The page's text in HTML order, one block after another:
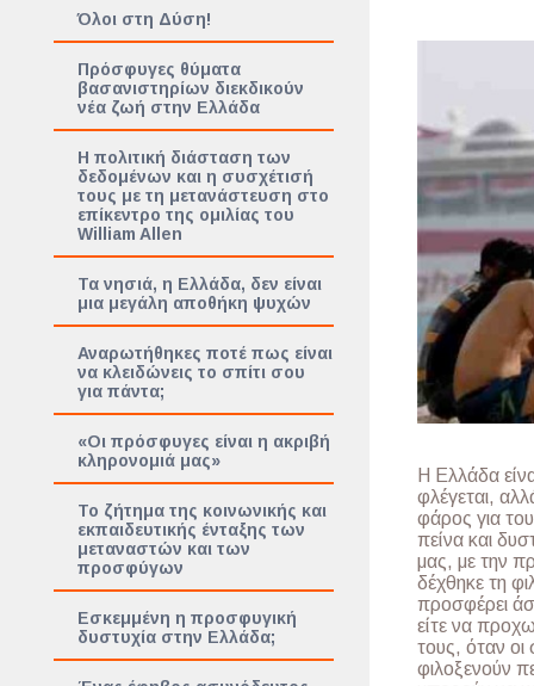
Όλοι στη Δύση!
Πρόσφυγες θύματα
βασανιστηρίων διεκδικούν
νέα ζωή στην Ελλάδα
Η πολιτική διάσταση των
δεδομένων και η συσχέτισή
τους με τη μετανάστευση στο
επίκεντρο της ομιλίας του
William Allen
Τα νησιά, η Ελλάδα, δεν είναι
μια μεγάλη αποθήκη ψυχών
Αναρωτήθηκες ποτέ πως είναι
να κλειδώνεις το σπίτι σου
για πάντα;
«Οι πρόσφυγες είναι η ακριβή
κληρονομιά μας»
Το ζήτημα της κοινωνικής και
εκπαιδευτικής ένταξης των
μεταναστών και των
προσφύγων
Εσκεμμένη η προσφυγική
δυστυχία στην Ελλάδα;
Η Ελλάδα
φλέγεται,
φάρος για
πείνα και
μας, με την
δέχθηκε τη
προσφέρει
είτε να
τους, όταν οι
φιλοξενούν